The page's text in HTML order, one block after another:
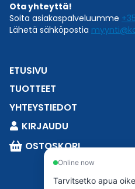
Ota yhteyttä!
Soita asiakaspalveluumme
Lähetä sähköpostia
ETUSIVU
TUOTTEET
YHTEYSTIEDOT
KIRJAUDU
OSTOSKORI
Online now
Tarvitsetko apua